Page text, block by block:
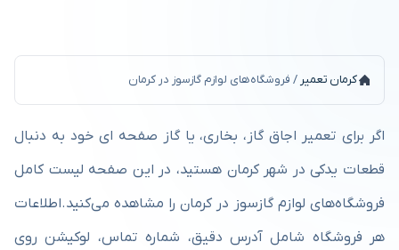
کرمان تعمیر / فروشگاه‌های لوازم گازسوز در کرمان
اگر برای تعمیر اجاق گاز، بخاری، یا گاز صفحه ای خود به دنبال
قطعات یدکی در شهر کرمان هستید، در این صفحه لیست کامل
فروشگاه‌های لوازم گازسوز در کرمان را مشاهده می‌کنید.اطلاعات
هر فروشگاه شامل آدرس دقیق، شماره تماس، لوکیشن روی